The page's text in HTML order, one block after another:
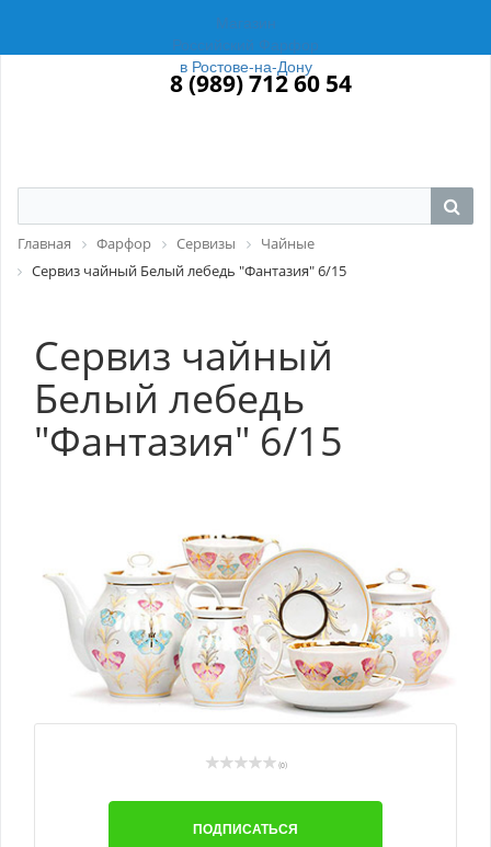
Магазин
Российский Фарфор
в Ростове-на-Дону
8 (989) 712 60 54
Главная Фарфор Сервизы
Чайные
Сервиз чайный Белый лебедь "Фантазия" 6/15
Сервиз чайный
Белый лебедь
"Фантазия" 6/15
(0)
ПОДПИСАТЬСЯ